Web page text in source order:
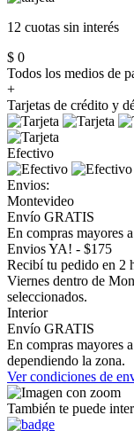
12 cuotas sin interés
$ 0
Todos los medios de
+
Tarjetas de crédito y
Efectivo
Envios:
Montevideo
Envío GRATIS
En compras mayores
Envios YA! - $175
Recibí tu pedido en 2
Viernes dentro de
seleccionados.
Interior
Envío GRATIS
En compras mayores
dependiendo la zona.
Ver condiciones de
También te puede